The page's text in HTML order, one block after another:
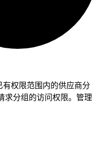
权限范围内的供应商分
求分组的访问权限。管理